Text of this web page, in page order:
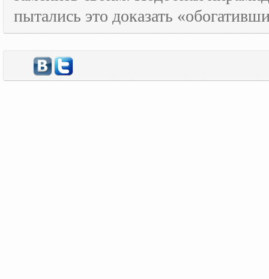
пытались это доказать